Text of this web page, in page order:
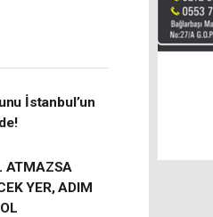
İstanbul’un
ATMAZSA
YER, ADIM